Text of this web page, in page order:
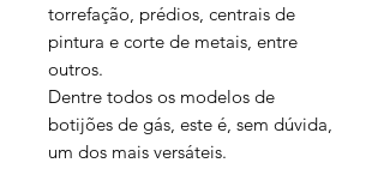
torrefação, prédios, centrais de
pintura e corte de metais, entre
outros.
Dentre todos os modelos de
botijões de gás, este é, sem dúvida,
um dos mais versáteis.